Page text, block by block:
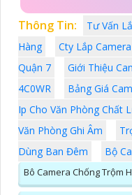
Thông Tin:
Tư Vấn
Hàng
Cty Lắp
Quận 7
Giới Thiệu
4C0WR
Bảng Giá
Ip Cho Văn Phòng Chất
Văn Phòng Ghi Âm
Dùng Ban Đêm
Bộ
Bô Camera Chống Trộm